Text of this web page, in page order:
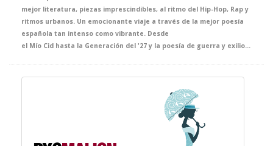
mejor literatura, piezas imprescindibles, al ritmo del Hip-Hop, Rap y
ritmos urbanos. Un emocionante viaje a través de la mejor poesía
española tan intenso como vibrante. Desde
el Mío Cid hasta la Generación del '27 y la poesía de guerra y exilio, pasando por los grandes nombres de la literatura española como Góngora, Quevedo, Lope, Bécquer, Rosalía de Castro, Machado, Emilia Pardo Bazán, Miguel Hernández, Lorca, Alberti y muchos más, se visten con su atuendo más urbano. Música, teatro y literatura se fusionan en este espectáculo interactivo e innovador que os dejará con la boca abierta.